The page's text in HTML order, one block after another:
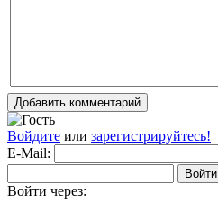
Добавить комментарий
Войдите или зарегистрируйтесь!
E-Mail:
Войти
Войти через: